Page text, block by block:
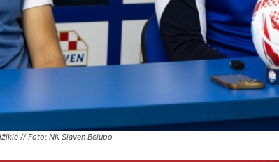
// Foto: NK Slaven Belupo